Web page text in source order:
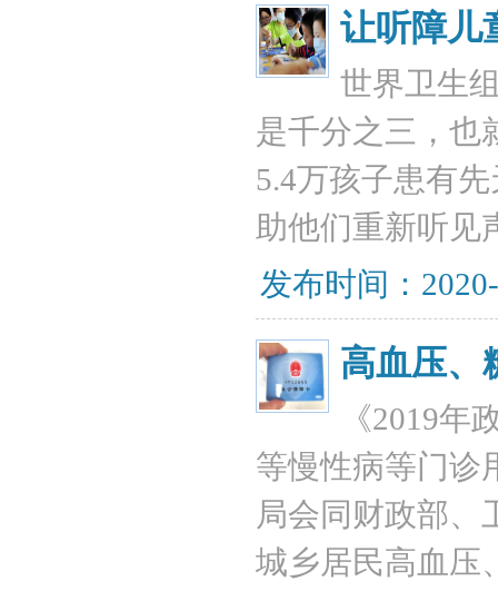
让听障儿
世界卫生
是千分之三，也
5.4万孩子患有
助他们重新听见
发布时间：
高血压、
《2019
等慢性病等门诊
局会同财政部、
城乡居民高血压